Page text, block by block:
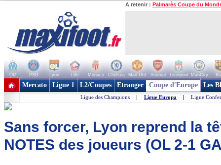
A retenir : Palmarès Coupe du
OM PSG Lyon Lille Monaco Chelsea Man Utd Arsenal Liverpool ManCity
+ de clubs
Mercato Ligue 1 L2/Coupes Etranger Coupe d'Europe Les
Ligue des Champions | Ligue Europa | Ligue
Sans forcer, Lyon reprend la
NOTES des joueurs (OL 2-1